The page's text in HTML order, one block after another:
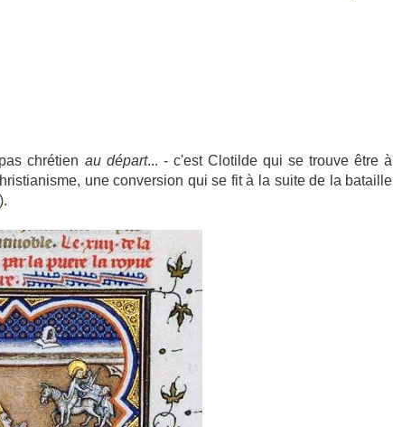
chrétien au départ... - c'est Clotilde qui se trouve être à
une conversion qui se fit à la suite de la bataille
).